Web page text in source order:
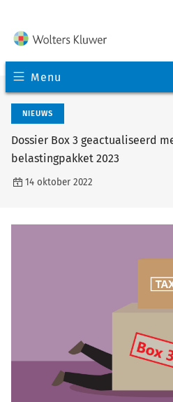
Menu
NIEUWS
Dossier Box 3 geactualiseerd
belastingpakket 2023
14 oktober 2022